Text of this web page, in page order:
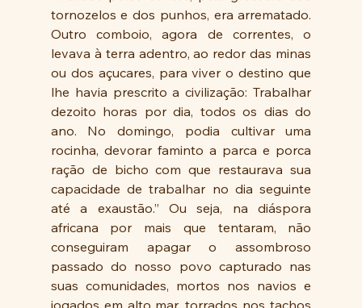
tornozelos e dos punhos, era arrematado.
Outro comboio, agora de correntes, o
levava à terra adentro, ao redor das minas
ou dos açucares, para viver o destino que
lhe havia prescrito a civilização: Trabalhar
dezoito horas por dia, todos os dias do
ano. No domingo, podia cultivar uma
rocinha, devorar faminto a parca e porca
ração de bicho com que restaurava sua
capacidade de trabalhar no dia seguinte
até a exaustão.” Ou seja, na diáspora
africana por mais que tentaram, não
conseguiram apagar o assombroso
passado do nosso povo capturado nas
suas comunidades, mortos nos navios e
jogados em alto mar, torrados nos tachos